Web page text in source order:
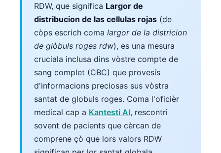
RDW, que significa Largor de
distribucion de las cellulas rojas (de
còps escrich coma largor de la districion
de glòbuls roges rdw), es una mesura
cruciala inclusa dins vòstre compte de
sang complet (CBC) que provesís
d'informacions preciosas sus vòstra
santat de globuls roges. Coma l'oficièr
medical cap a Kantesti AI, rescontri
sovent de pacients que cèrcan de
comprene çò que lors valors RDW